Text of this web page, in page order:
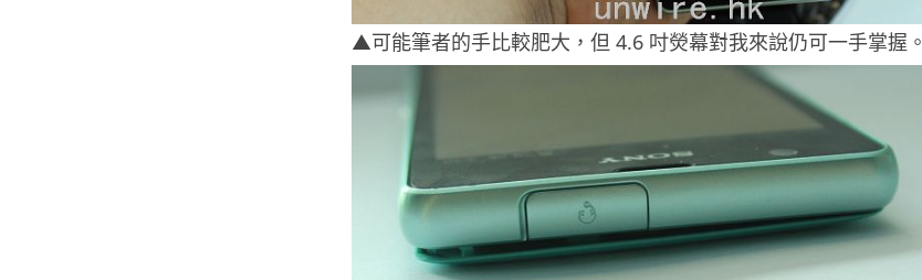
▲可能筆者的手比較肥大，但 4.6 吋熒幕對我來說仍可一手掌握。